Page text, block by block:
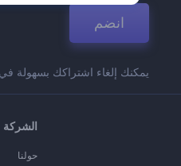
انضم
يمكنك إلغاء اشتراكك بسهولة
الشركة
حولنا